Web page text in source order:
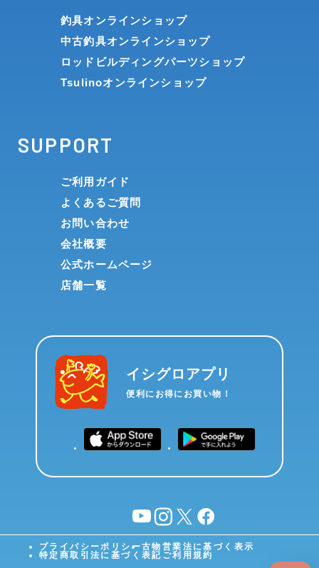
釣具オンラインショップ
中古釣具オンラインショップ
ロッドビルディングパーツショップ
Tsulinoオンラインショップ
SUPPORT
ご利用ガイド
よくあるご質問
お問い合わせ
会社概要
公式ホームページ
店舗一覧
イシグロアプリ
便利にお得にお買い物！
YouTubeinstagram
X facebook
プライバシーポリシー古物営業法に基づく表示
特定商取引法に基づく表記 ご利用規約